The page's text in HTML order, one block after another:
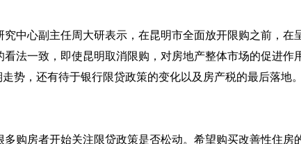
中心副主任周大研表示，在昆明市全面放开限购之前，
法一致，即使昆明取消限购，对房地产整体市场的促进
势，还有待于银行限贷政策的变化以及房产税的最后落地。
购房者开始关注限贷政策是否松动。希望购买改善性住